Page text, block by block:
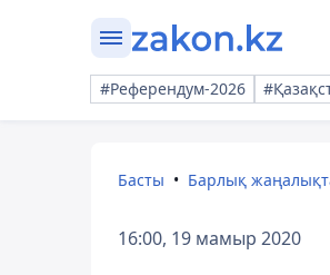
#Референдум-2026
Басты Барлық
16:00, 19 мамыр 2020